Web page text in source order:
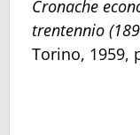
Cronache
trentennio
Torino, 1959,